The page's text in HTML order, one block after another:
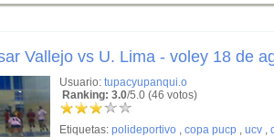
Vallejo vs U. Lima - voley 18 de
Usuario: tupacyupanqui.o
Ranking: 3.0/5.0 (46 votos)
Etiquetas: polideportivo , copa pucp , ucv ,